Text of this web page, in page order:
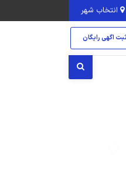
ثبت اگهی رایگان